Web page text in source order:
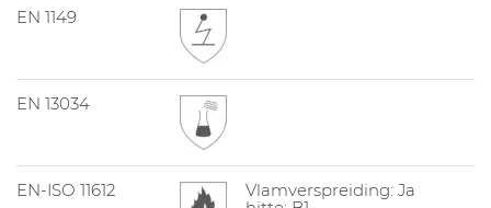
EN 1149
EN 13034
EN-ISO 11612
Vlamverspreiding: Ja